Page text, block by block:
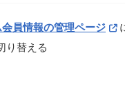
員情報の管理ページ
り替える